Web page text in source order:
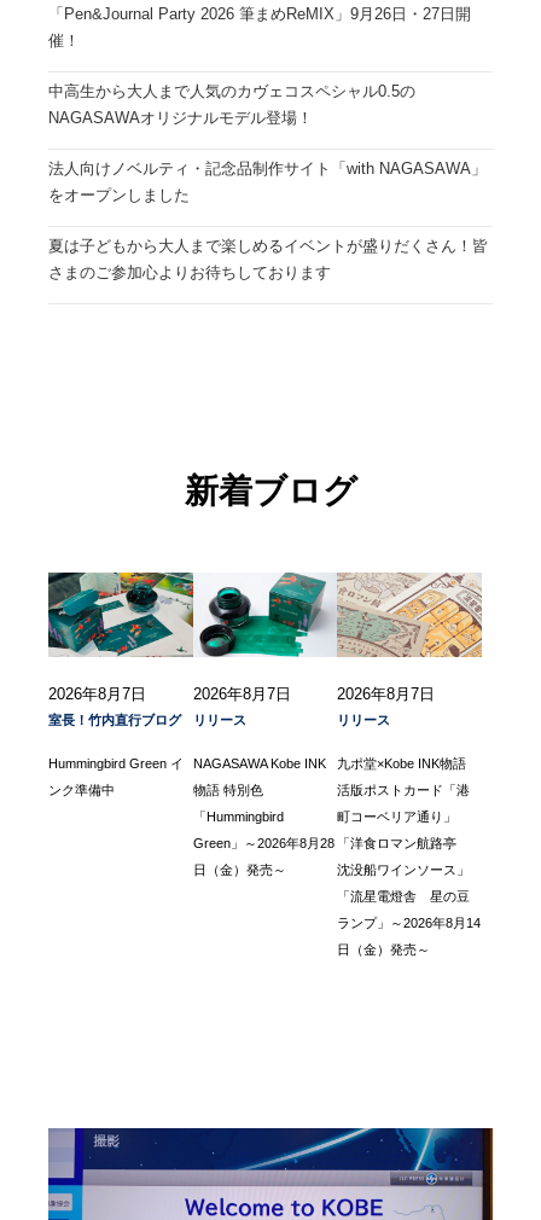
「Pen&Journal Party 2026 筆まめReMIX」9月26日・27日開
催！
中高生から大人まで人気のカヴェコスペシャル0.5の
NAGASAWAオリジナルモデル登場！
法人向けノベルティ・記念品制作サイト「with NAGASAWA」
をオープンしました
夏は子どもから大人まで楽しめるイベントが盛りだくさん！皆
さまのご参加心よりお待ちしております
新着ブログ
2026年8月7日
室長！竹内直行ブログ
Hummingbird Green イ
ンク準備中
2026年8月7日
リリース
NAGASAWA Kobe INK
物語 特別色
「Hummingbird
Green」～2026年8月28
日（金）発売～
2026年8月7日
リリース
九ポ堂×Kobe INK物語
活版ポストカード「港
町コーベリア通り」
「洋食ロマン航路亭
沈没船ワインソース」
「流星電燈舎 星の豆
ランプ」～2026年8月14
日（金）発売～